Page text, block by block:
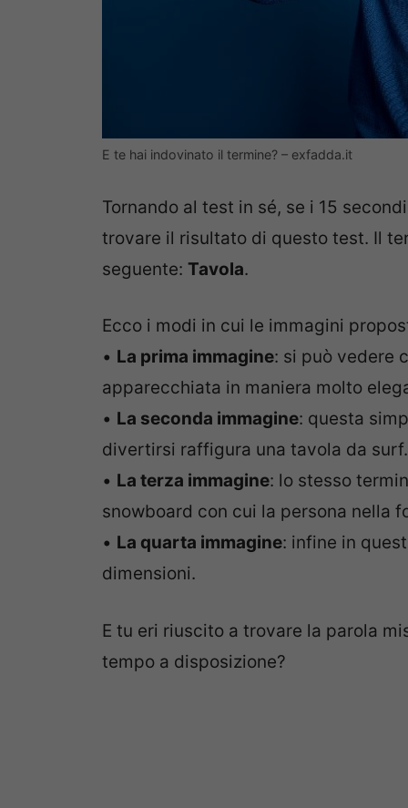
E te hai indovinato il termine? – exfadda.it
Tornando al test in sé, se i 15
trovare il risultato di questo test. Il
seguente: Tavola.
Ecco i modi in cui le immagini
• La prima immagine: si può vedere
apparecchiata in maniera molto
• La seconda immagine: questa
divertirsi raffigura una tavola da surf.
• La terza immagine: lo stesso
snowboard con cui la persona nella
• La quarta immagine: infine in
dimensioni.
E tu eri riuscito a trovare la parola
tempo a disposizione?